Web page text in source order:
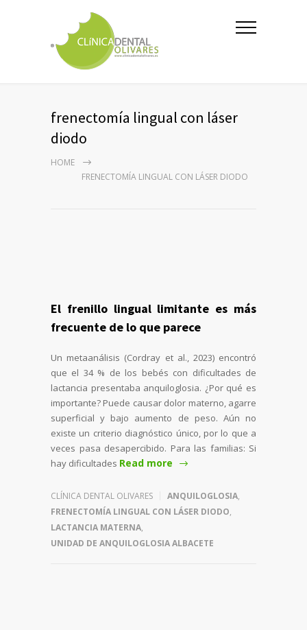
frenectomía lingual con láser
diodo
HOME
FRENECTOMÍA LINGUAL CON LÁSER DIODO
El frenillo lingual limitante es más
frecuente de lo que parece
Un metaanálisis (Cordray et al., 2023) encontró
que el 34 % de los bebés con dificultades de
lactancia presentaba anquiloglosia. ¿Por qué es
importante? Puede causar dolor materno, agarre
superficial y bajo aumento de peso. Aún no
existe un criterio diagnóstico único, por lo que a
veces pasa desapercibido. Para las familias: Si
hay dificultades Read more
CLÍNICA DENTAL OLIVARES ANQUILOGLOSIA,
FRENECTOMÍA LINGUAL CON LÁSER DIODO,
LACTANCIA MATERNA,
UNIDAD DE ANQUILOGLOSIA ALBACETE